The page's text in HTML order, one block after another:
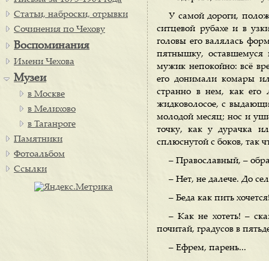
У самой дороги,
ситцевой рубахе и в
головы его валялась
пятнышку,
мужик непокойно: всё
его донимали комары
странно в нем, как
жидковолосое, с
молодой месяц; нос и
точку, как у дурачка
сплюснутой с боков, так
– Православный, –
– Нет, не далече. До
– Беда как пить
– Как не хотеть! –
почитай, градусов в
– Ефрем, парень...
Статьи, наброски, отрывки
Сочинения по Чехову
Воспоминания
Имени Чехова
Музеи
в Москве
в Мелихово
в Таганроге
Памятники
Фотоальбом
Ссылки